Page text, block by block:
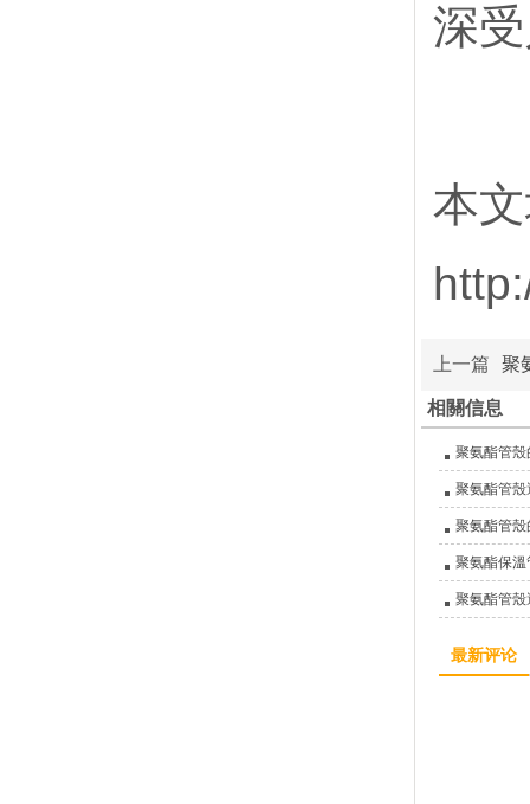
深
本
上一篇 聚
相關信息
聚氨酯管
聚氨酯管
聚氨酯管
聚氨酯保
聚氨酯管
最新评论